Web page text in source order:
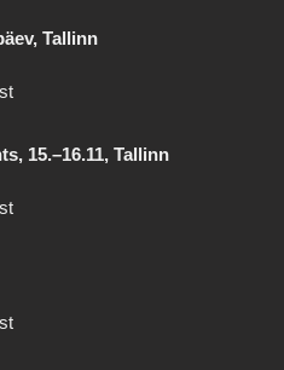
Tallinn
15.–16.11, Tallinn